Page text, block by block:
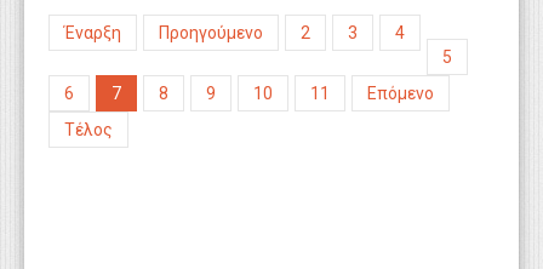
Έναρξη Προηγούμενο 2 3
4
5
6
7 8 9 10 11
Επόμενο
Τέλος